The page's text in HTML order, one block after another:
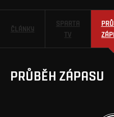
ČLÁNKY
SPARTA
TV
PRŮBĚH ZÁPASU